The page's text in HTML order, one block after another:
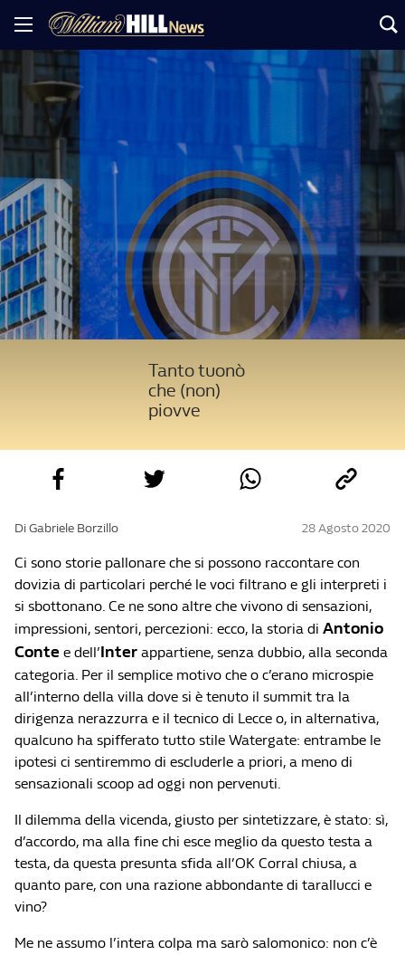
Tanto tuonò
che (non)
piovve
Di Gabriele Borzillo 28 Agosto 2020
Ci sono storie pallonare che si possono raccontare con
dovizia di particolari perché le voci filtrano e gli interpreti i
si sbottonano. Ce ne sono altre che vivono di sensazioni,
impressioni, sentori, percezioni: ecco, la storia di Antonio
Conte e dell’Inter appartiene, senza dubbio, alla seconda
categoria. Per il semplice motivo che o c’erano microspie
all’interno della villa dove si è tenuto il summit tra la
dirigenza nerazzurra e il tecnico di Lecce o, in alternativa,
qualcuno ha spifferato tutto stile Watergate: entrambe le
ipotesi ci sentiremmo di escluderle a priori, a meno di
sensazionali scoop ad oggi non pervenuti.
Il dilemma della vicenda, giusto per sintetizzare, è stato: sì,
d’accordo, ma alla fine chi esce meglio da questo testa a
testa, da questa presunta sfida all’OK Corral chiusa, a
quanto pare, con una razione abbondante di tarallucci e
vino?
Me ne assumo l’intera colpa ma sarò salomonico: non c’è